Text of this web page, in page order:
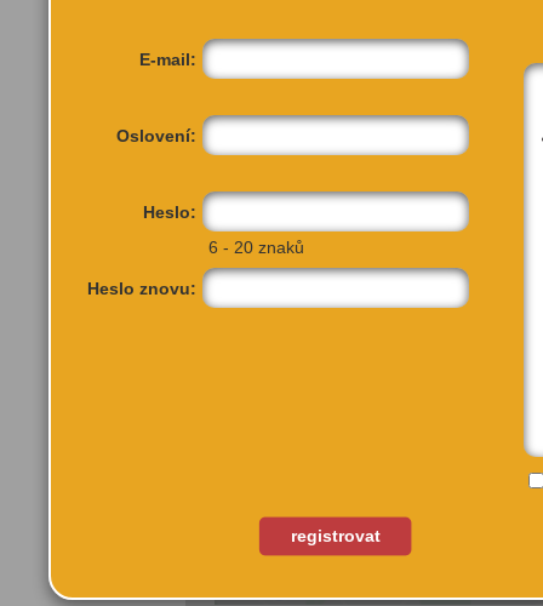
Komunitní centrum Un...
E-mail:
Oslovení:
Heslo:
6 - 20 znaků
Heslo znovu:
registrovat